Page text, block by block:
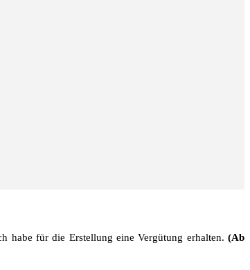
habe für die Erstellung eine Vergütung erhalten. (Ab